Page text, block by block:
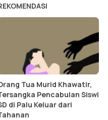
Tua Murid Khawatir,
Pencabulan Siswi
di Palu Keluar dari